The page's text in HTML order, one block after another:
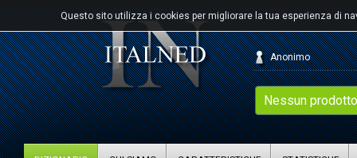
Questo sito utilizza i cookies per migliorare la tua esperienza di
Nessun
Anonimo